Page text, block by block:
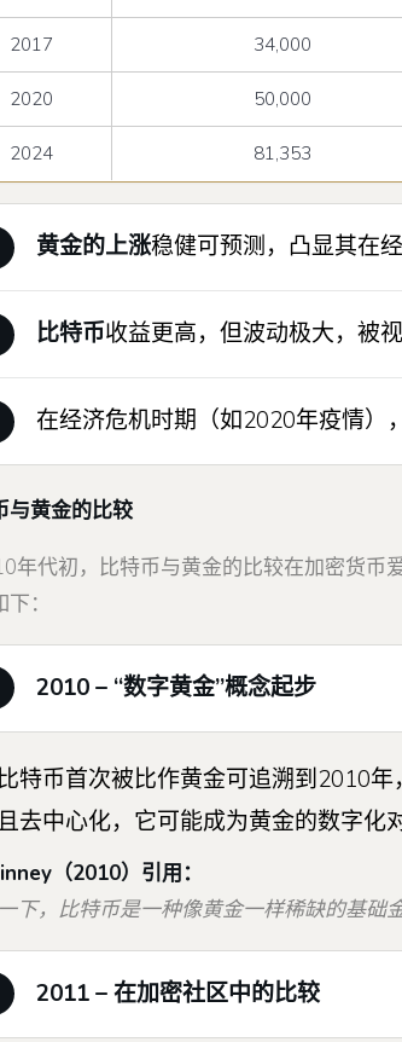
2017 34,000
2020 50,000
2024 81,353
黄金的上涨稳健可预测，凸显其在
比特币收益更高，但波动极大，被
在经济危机时期（如2020年疫情）
与黄金的比较
年代初，比特币与黄金的比较在加密货币
：
2010 – “数字黄金”概念起步
特币首次被比作黄金可追溯到2010
去中心化，它可能成为黄金的数字化
（2010）引用：
下，比特币是一种像黄金一样稀缺的基
2011 – 在加密社区中的比较